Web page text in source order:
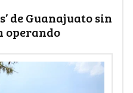
de Guanajuato sin
operando